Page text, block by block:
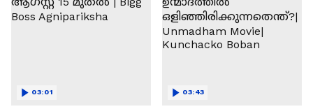
യിരുന്നില്ല'
Movie
03:01 03:43